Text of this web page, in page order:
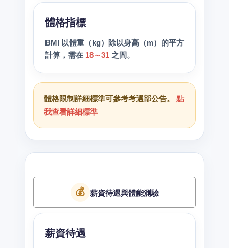
體格指標
BMI 以體重（kg）除以身高（m）的平方
計算，需在 18～31之間。
體格限制詳細標準可參考考選部公告。 點
我查看詳細標準
💰 薪資待遇與體能測驗
薪資待遇